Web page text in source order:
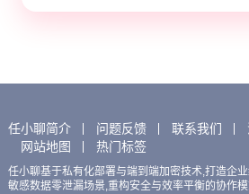
任小聊简介 问题反馈 联系我们
网站地图
热门标签
任小聊基于私有化部署与端到端加密技术,打造企
敏感数据零泄漏场景,重构安全与效率平衡的协作